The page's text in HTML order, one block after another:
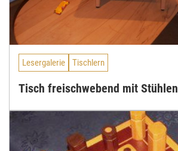
Lesergalerie Tischlern
Tisch freischwebend mit Stühlen